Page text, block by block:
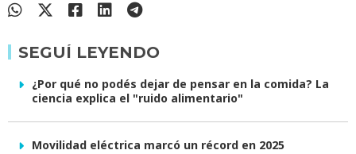
SEGUÍ LEYENDO
¿Por qué no podés dejar de pensar en la comida? La
ciencia explica el "ruido alimentario"
Movilidad eléctrica marcó un récord en 2025